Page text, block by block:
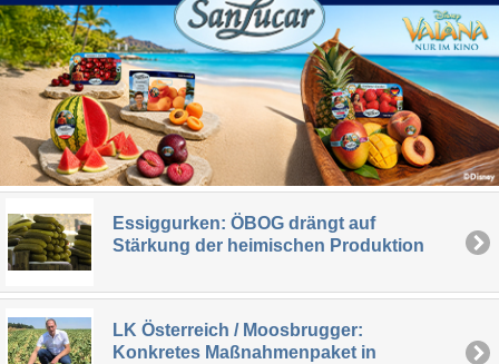
Essiggurken: ÖBOG drängt auf
Stärkung der heimischen Produktion
LK Österreich / Moosbrugger:
Konkretes Maßnahmenpaket in